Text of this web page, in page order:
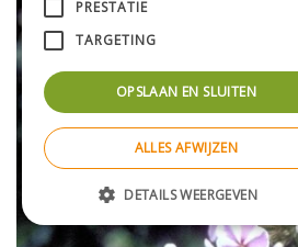
PRESTATIE
TARGETING
OPSLAAN EN SLUITEN
ALLES AFWIJZEN
DETAILS WEERGEVEN